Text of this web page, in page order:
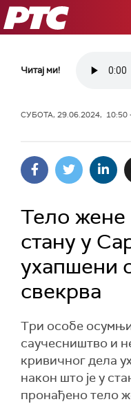
РТС
Читај ми!
СУБОТА, 29.06.2024, 10:50
Тело жене
стану у
ухапшени
свекрва
Tри особе
саучесништво и
кривичног дела
након што је у
пронађено тело